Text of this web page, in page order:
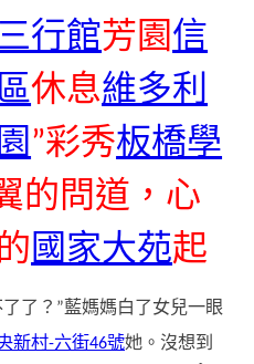
行館芳園信
休息維多利
”彩秀板橋學
的問道，心
國家大苑起
了？”藍媽媽白了女兒一眼
新村-六街46號她。沒想到